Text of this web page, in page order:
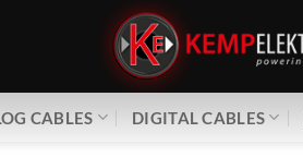
CABLES DIGITAL CABLES